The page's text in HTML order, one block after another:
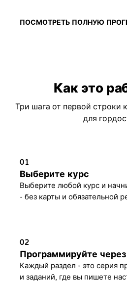
ПОСМОТРЕТЬ ПОЛНУЮ
Как это
Три шага от первой строки
для
01
Выберите курс
Выберите любой курс и
- без карты и обязательной
02
Программируйте
Каждый раздел - это серия
и заданий, где вы пишете